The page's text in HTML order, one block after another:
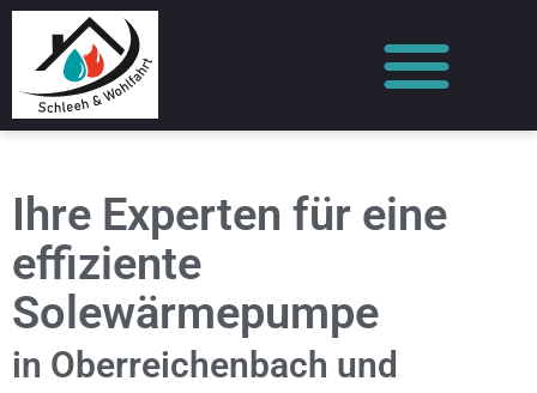
Ihre Experten für eine
effiziente
Solewärmepumpe
in Oberreichenbach und